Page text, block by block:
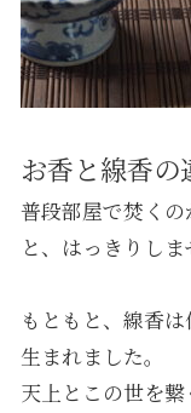
お香と線香の
普段部屋で焚く
と、はっきりしま
もともと、線香
生まれました。
天上とこの世を